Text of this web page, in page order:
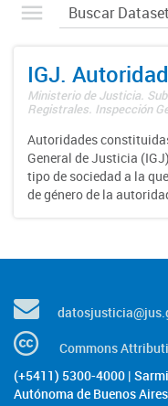
IGJ.
Ministerio de Justicia.
Registrales. Inspección
Autoridades
General de Justicia
tipo de sociedad a la
de género de la
Commons
(+5411) 5300-4000 |
Autónoma de Buenos